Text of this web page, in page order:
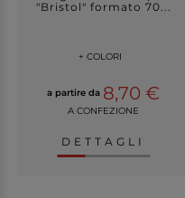
"Bristol" formato 70...
+ COLORI
a partire da 8,70 €
A CONFEZIONE
DETTAGLI